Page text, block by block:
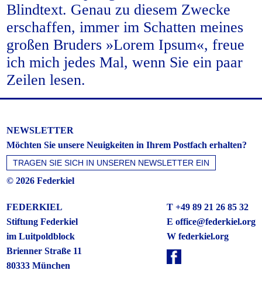
Blindtext. Genau zu diesem Zwecke
erschaffen, immer im Schatten meines
großen Bruders »Lorem Ipsum«, freue
ich mich jedes Mal, wenn Sie ein paar
Zeilen lesen.
NEWSLETTER
Möchten Sie unsere Neuigkeiten in Ihrem Postfach erhalten?
© 2026 Federkiel
FEDERKIEL
Stiftung Federkiel
im Luitpoldblock
Brienner Straße 11
80333 München
T +49 89 21 26 85 32
E office@federkiel.org
W federkiel.org